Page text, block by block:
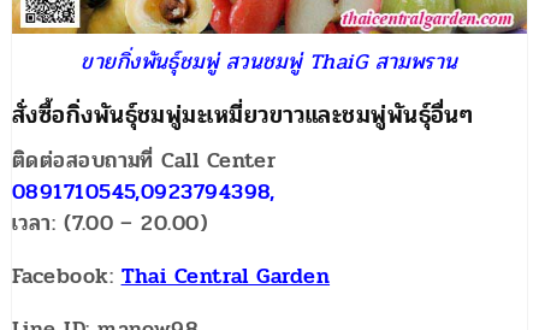
ขายกิ่งพันธุ์ชมพู่ สวนชมพู่ ThaiG สามพราน
สั่งซื้อกิ่งพันธุ์ชมพู่มะเหมี่ยวขาวและชมพู่พันธุ์อื่นๆ
ติดต่อสอบถามที่ Call Center
0891710545,0923794398,
เวลา: (7.00 – 20.00)
Facebook:Thai Central Garden